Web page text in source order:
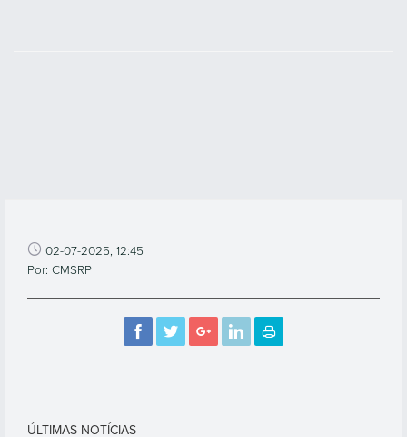
02-07-2025, 12:45
Por: CMSRP
ÚLTIMAS NOTÍCIAS